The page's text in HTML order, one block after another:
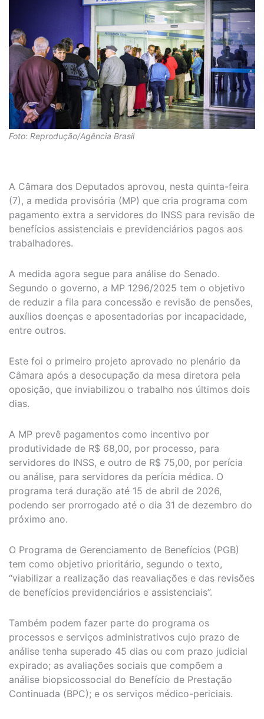
Foto: Reprodução/Agência Brasil
A Câmara dos Deputados aprovou, nesta quinta-feira
(7), a medida provisória (MP) que cria programa com
pagamento extra a servidores do INSS para revisão de
benefícios assistenciais e previdenciários pagos aos
trabalhadores.
A medida agora segue para análise do Senado.
Segundo o governo, a MP 1296/2025 tem o objetivo
de reduzir a fila para concessão e revisão de pensões,
auxílios doenças e aposentadorias por incapacidade,
entre outros.
Este foi o primeiro projeto aprovado no plenário da
Câmara após a desocupação da mesa diretora pela
oposição, que inviabilizou o trabalho nos últimos dois
dias.
A MP prevê pagamentos como incentivo por
produtividade de R$ 68,00, por processo, para
servidores do INSS, e outro de R$ 75,00, por perícia
ou análise, para servidores da perícia médica. O
programa terá duração até 15 de abril de 2026,
podendo ser prorrogado até o dia 31 de dezembro do
próximo ano.
O Programa de Gerenciamento de Benefícios (PGB)
tem como objetivo prioritário, segundo o texto,
“viabilizar a realização das reavaliações e das revisões
de benefícios previdenciários e assistenciais”.
Também podem fazer parte do programa os
processos e serviços administrativos cujo prazo de
análise tenha superado 45 dias ou com prazo judicial
expirado; as avaliações sociais que compõem a
análise biopsicossocial do Benefício de Prestação
Continuada (BPC); e os serviços médico-periciais.